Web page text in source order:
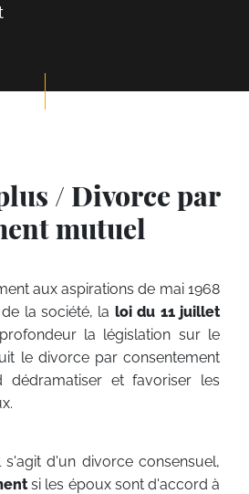
/ Divorce par
mutuel
aux aspirations de mai 1968
la société, la loi du 11 juillet
la législation sur le
le divorce par consentement
dédramatiser et favoriser les
d'un divorce consensuel,
si les époux sont d'accord à